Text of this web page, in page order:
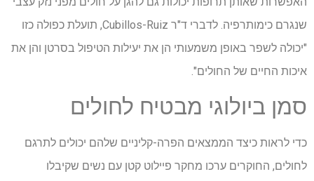
שנגרם כימותרפיה. לדברי ד"ר Cubillos-Ruiz, תועלת כפולה כזו
"יכולה לשפר באופן משמעותי הן את יעילות הטיפול בסרטן והן את
איכות החיים של החולים".
סמן ביולוגי מבטיח לחולים
כדי לראות כיצד הממצאים הפרה-קליניים שלהם יכולים לתרגם
לחולים, החוקרים ערכו מחקר פיילוט קטן עם נשים שקיבלו